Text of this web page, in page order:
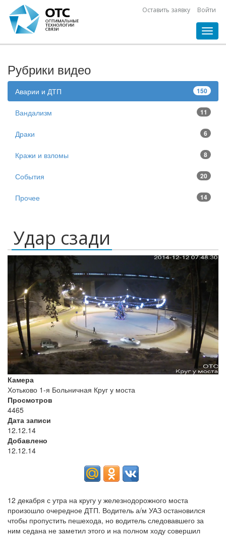
Оставить заявку Войти
Рубрики видео
150
Аварии и ДТП
11
Вандализм
6
Драки
8
Кражи и взломы
20
События
14
Прочее
Удар сзади
Камера
Хотьково 1-я Больничная Круг у моста
Просмотров
4465
Дата записи
12.12.14
Добавлено
12.12.14
12 декабря с утра на кругу у железнодорожного моста
произошло очередное ДТП. Водитель а/м УАЗ остановился
чтобы пропустить пешехода, но водитель следовавшего за
ним седана не заметил этого и на полном ходу совершил